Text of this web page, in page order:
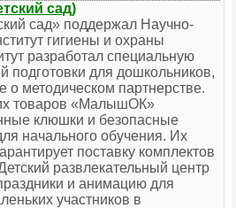
сад)
сад» поддержал Научно-
гигиены и охраны
разработал специальную
подготовки для дошкольников,
о методическом партнерстве.
товаров «МалышОК»
клюшки и безопасные
начального обучения. Их
поставку комплектов
развлекательный центр
и анимацию для
участников в